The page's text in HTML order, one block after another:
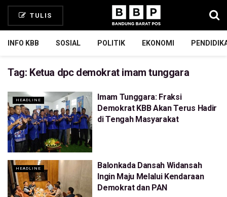
TULIS
INFO KBB SOSIAL POLITIK EKONOMI
Tag: Ketua dpc demokrat imam tunggara
HEADLINE
Imam Tunggara: Fraksi
Demokrat KBB Akan Terus Hadir
di Tengah Masyarakat
HEADLINE
Balonkada Dansah Widansah
Ingin Maju Melalui Kendaraan
Demokrat dan PAN